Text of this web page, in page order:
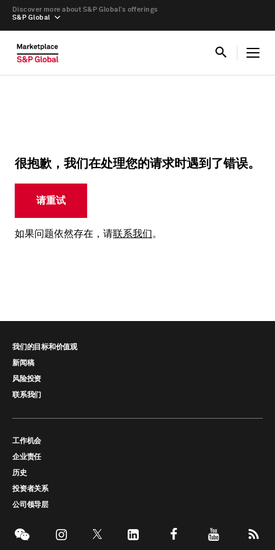
S&P Global
Discover more about S&P Global’s offerings
很抱歉，我们在处理您的请求时遇到了错误。
请重试
如果问题依然存在，请联系我们。
我们的目标和价值观
新闻稿
风险投资
联系我们
工作机会
企业责任
历史
投资者关系
公司领导层